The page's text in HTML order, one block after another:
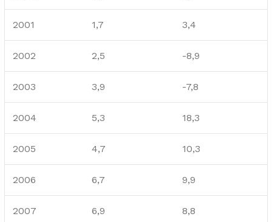
2001 1,7 3,4
2002 2,5 -8,9
2003 3,9 -7,8
2004 5,3 18,3
2005 4,7 10,3
2006 6,7 9,9
2007 6,9 8,8